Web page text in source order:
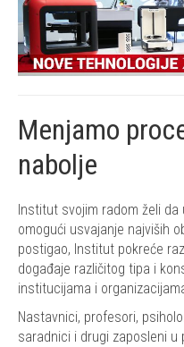
Menjamo
nabolje
Institut svojim radom želi
omogući usvajanje najviših
postigao, Institut pokreće
događaje različitog tipa i
institucijama i
Nastavnici, profesori,
saradnici i drugi zaposleni